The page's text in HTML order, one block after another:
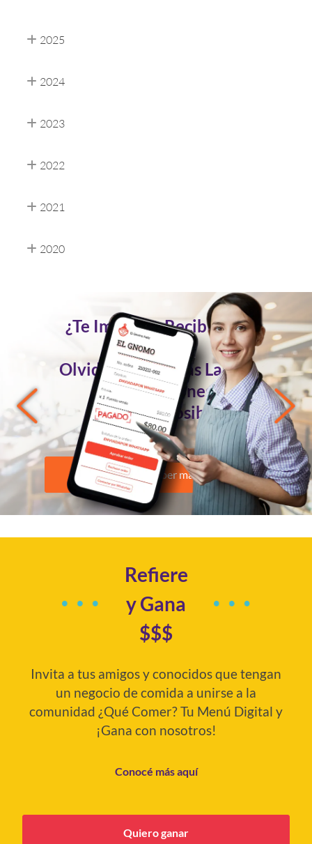
2025
2024
2023
2022
2021
2020
¿Te Imaginas Recibir Tus
Pedidos
Olvidándote de las Largas
Conversaciones?
Ahora es Posible
Quiero saber más
Refiere
y Gana
$$$
Invita a tus amigos y conocidos que tengan
un negocio de comida a unirse a la
comunidad ¿Qué Comer? Tu Menú Digital y
¡Gana con nosotros!
Conocé más aquí
Quiero ganar